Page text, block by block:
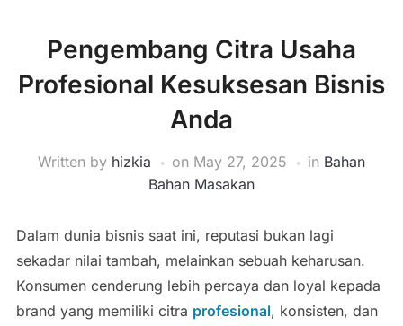
Pengembang Citra Usaha
Profesional Kesuksesan Bisnis
Anda
Written by hizkia on May 27, 2025 in Bahan
Bahan Masakan
Dalam dunia bisnis saat ini, reputasi bukan lagi
sekadar nilai tambah, melainkan sebuah keharusan.
Konsumen cenderung lebih percaya dan loyal kepada
brand yang memiliki citra profesional, konsisten, dan